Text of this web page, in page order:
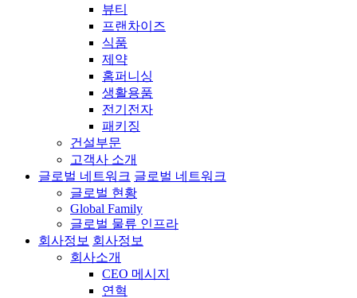
뷰티
프랜차이즈
식품
제약
홈퍼니싱
생활용품
전기전자
패키징
건설부문
고객사 소개
글로벌 네트워크 글로벌 네트워크
글로벌 현황
Global Family
글로벌 물류 인프라
회사정보 회사정보
회사소개
CEO 메시지
연혁